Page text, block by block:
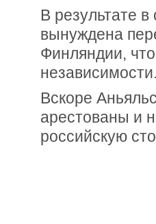
В результате
вынуждена
Финляндии,
Вскоре
арестованы и
российскую